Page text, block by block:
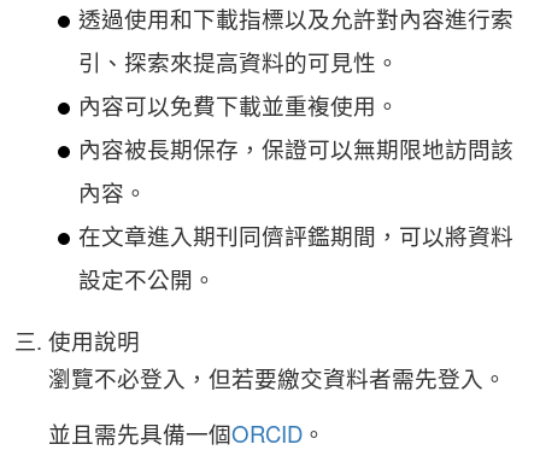
透過使用和下載指標以及允許對內容進行索
引、探索來提高資料的可見性。
內容可以免費下載並重複使用。
內容被長期保存，保證可以無期限地訪問該
內容。
在文章進入期刊同儕評鑑期間，可以將資料
設定不公開。
使用說明
瀏覽不必登入，但若要繳交資料者需先登入。
並且需先具備一個ORCID 。